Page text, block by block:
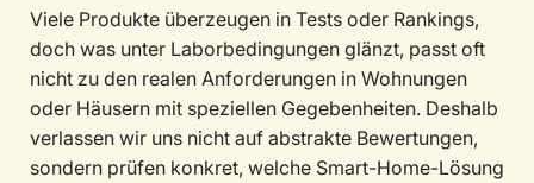
Viele Produkte überzeugen in Tests oder Rankings,
doch was unter Laborbedingungen glänzt, passt oft
nicht zu den realen Anforderungen in Wohnungen
oder Häusern mit speziellen Gegebenheiten. Deshalb
verlassen wir uns nicht auf abstrakte Bewertungen,
sondern prüfen konkret, welche Smart-Home-Lösung